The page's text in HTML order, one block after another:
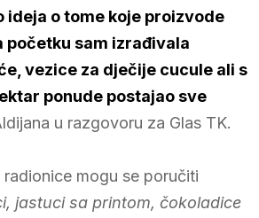
ideja o tome koje proizvode
početku sam izrađivala
vezice za dječije cucule ali s
ponude postajao sve
u razgovoru za Glas TK.
radionice mogu se poručiti
jastuci sa printom, čokoladice